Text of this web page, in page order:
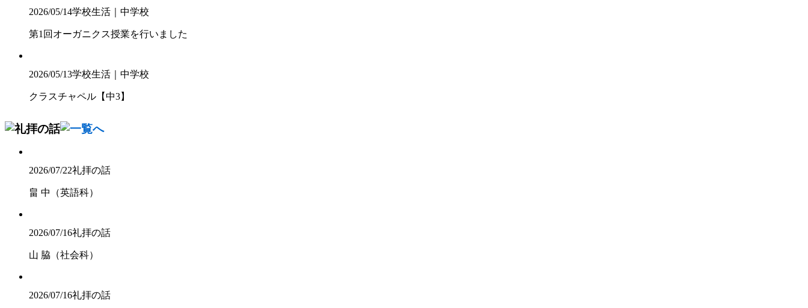
2026/05/14学校生活｜中学校
第1回オーガニクス授業を行いました
2026/05/13学校生活｜中学校
クラスチャペル【中3】
2026/07/22礼拝の話
畠 中（英語科）
2026/07/16礼拝の話
山 脇（社会科）
2026/07/16礼拝の話